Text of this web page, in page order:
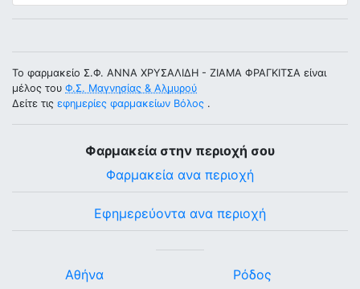
Το φαρμακείο Σ.Φ. ΑΝΝΑ ΧΡΥΣΑΛΙΔΗ - ΖΙΑΜΑ ΦΡΑΓΚΙΤΣΑ είναι
μέλος του Φ.Σ. Μαγνησίας & Αλμυρού
Δείτε τις εφημερίες φαρμακείων Βόλος .
Φαρμακεία στην περιοχή σου
Φαρμακεία ανα περιοχή
Εφημερεύοντα ανα περιοχή
Αθήνα
Ρόδος